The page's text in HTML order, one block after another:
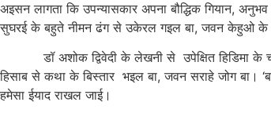
अइसन लागता कि उपन्यासकार अपना बौद्धिक गियान,
सुघरई के बहुते नीमन ढंग से उकेरल गइल बा, जवन केहुओ के
डॉ अशोक द्विवेदी के लेखनी से उपेक्षित हिडिमा के
हिसाब से कथा के बिस्तार भइल बा, जवन सराहे जोग बा।
हमेसा ईयाद राखल जाई।